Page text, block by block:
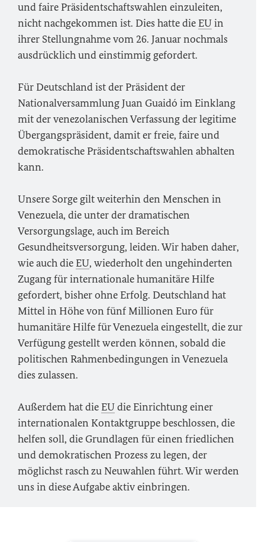
und faire Präsidentschaftswahlen einzuleiten,
nicht nachgekommen ist. Dies hatte die EUin
ihrer Stellungnahme vom 26. Januar nochmals
ausdrücklich und einstimmig gefordert.
Für Deutschland ist der Präsident der
Nationalversammlung Juan Guaidó im Einklang
mit der venezolanischen Verfassung der legitime
Übergangspräsident, damit er freie, faire und
demokratische Präsidentschaftswahlen abhalten
kann.
Unsere Sorge gilt weiterhin den Menschen in
Venezuela, die unter der dramatischen
Versorgungslage, auch im Bereich
Gesundheitsversorgung, leiden. Wir haben daher,
wie auch die EU, wiederholt den ungehinderten
Zugang für internationale humanitäre Hilfe
gefordert, bisher ohne Erfolg. Deutschland hat
Mittel in Höhe von fünf Millionen Euro für
humanitäre Hilfe für Venezuela eingestellt, die zur
Verfügung gestellt werden können, sobald die
politischen Rahmenbedingungen in Venezuela
dies zulassen.
Außerdem hat die EUdie Einrichtung einer
internationalen Kontaktgruppe beschlossen, die
helfen soll, die Grundlagen für einen friedlichen
und demokratischen Prozess zu legen, der
möglichst rasch zu Neuwahlen führt. Wir werden
uns in diese Aufgabe aktiv einbringen.